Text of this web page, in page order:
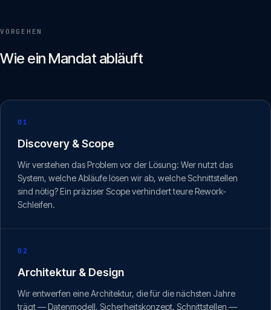
VORGEHEN
Wie ein Mandat abläuft
01
Discovery & Scope
Wir verstehen das Problem vor der Lösung: Wer nutzt das
System, welche Abläufe lösen wir ab, welche Schnittstellen
sind nötig? Ein präziser Scope verhindert teure Rework-
Schleifen.
02
Architektur & Design
Wir entwerfen eine Architektur, die für die nächsten Jahre
trägt — Datenmodell, Sicherheitskonzept, Schnittstellen —